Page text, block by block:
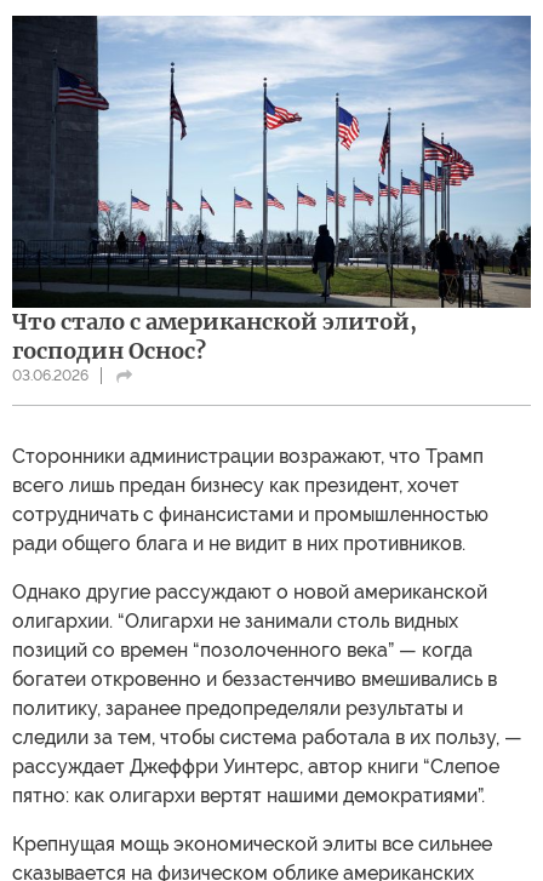
Что стало с американской элитой,
господин Оснос?
03.06.2026
Сторонники администрации возражают, что Трамп
всего лишь предан бизнесу как президент, хочет
сотрудничать с финансистами и промышленностью
ради общего блага и не видит в них противников.
Однако другие рассуждают о новой американской
олигархии. “Олигархи не занимали столь видных
позиций со времен “позолоченного века” — когда
богатеи откровенно и беззастенчиво вмешивались в
политику, заранее предопределяли результаты и
следили за тем, чтобы система работала в их пользу, —
рассуждает Джеффри Уинтерс, автор книги “Слепое
пятно: как олигархи вертят нашими демократиями”.
Крепнущая мощь экономической элиты все сильнее
сказывается на физическом облике американских